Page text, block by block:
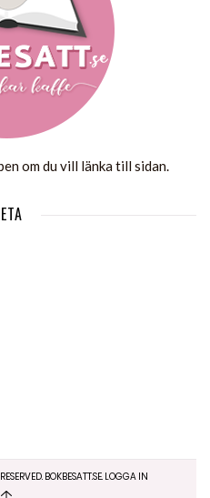
om du vill länka till sidan.
BOKBESATT.SE. LOGGA IN